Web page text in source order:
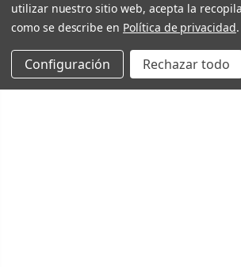
utilizar nuestro sitio web, acepta la
como se describe en Política de privacidad.
Configuración Rechazar todo